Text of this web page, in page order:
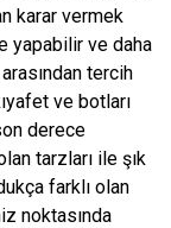
karar vermek
yapabilir ve daha
tercih
ve botları
derece
tarzları ile şık
farklı olan
noktasında